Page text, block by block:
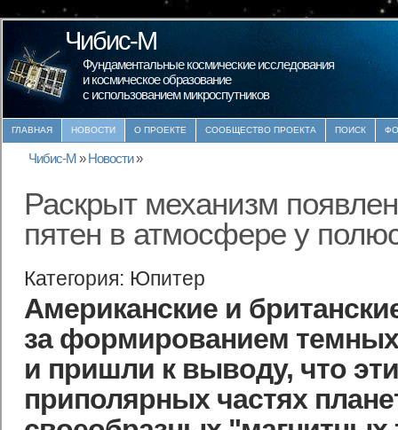
Чибис-М
Фундаментальные космические исследования
и космическое образование
с использованием микроспутников
ГЛАВНАЯ НОВОСТИ О ПРОЕКТЕ СООБЩЕСТВО ПРОЕКТА ПОИСК
Чибис-М » Новости»
Раскрыт механизм
пятен в атмосфере у
Категория: Юпитер
Американские и
за формированием
и пришли к выводу, что
приполярных частях